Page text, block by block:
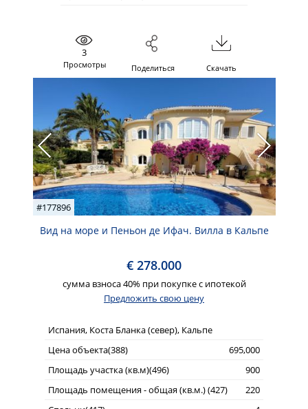
3
Просмотры Поделиться Скачать
#177896
Вид на море и Пеньон де Ифач. Вилла в Кальпе
€ 278.000
сумма взноса 40% при покупке с ипотекой
Предложить свою цену
Испания, Коста Бланка (север), Кальпе
Цена объекта(388)
695,000
Площадь участка (кв.м)(496)
900
Площадь помещения - общая (кв.м.) (427)
220